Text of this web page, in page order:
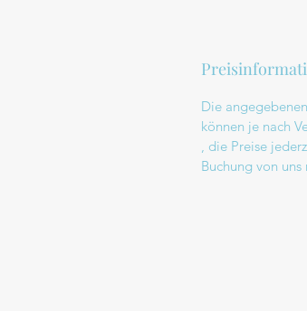
Die
können je nach
, die Preise
Buchung von